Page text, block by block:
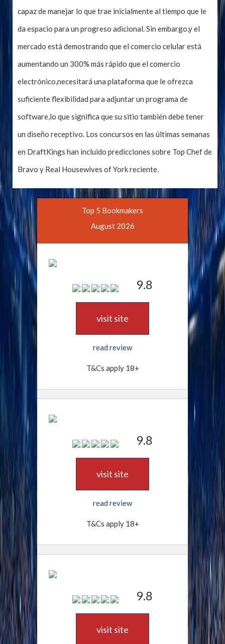
capaz de manejar lo que trae inicialmente al tiempo que le
da espacio para un progreso adicional. Sin embargo,y el
mercado está demostrando que el comercio celular está
aumentando un 300% más rápido que el comercio
electrónico,necesitará una plataforma que le ofrezca
suficiente flexibilidad para adjuntar un programa de
software,lo que significa que su sitio también debe tener
un diseño receptivo. Los concursos en las últimas semanas
en DraftKings han incluido predicciones sobre Top Chef de
Bravo y Real Housewives of York reciente.
Top 5 Bookmakers
August 2026
9.8
visit site
read review
T&Cs apply 18+
9.8
visit site
read review
T&Cs apply 18+
9.8
visit site